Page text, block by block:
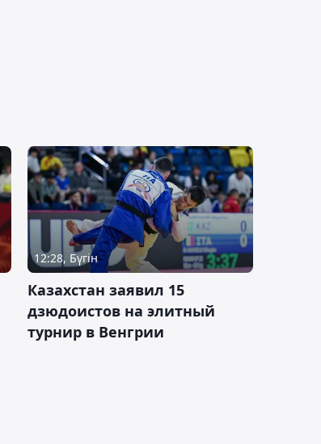
12:28, Бүгін
Казахстан заявил 15
дзюдоистов на элитный
турнир в Венгрии